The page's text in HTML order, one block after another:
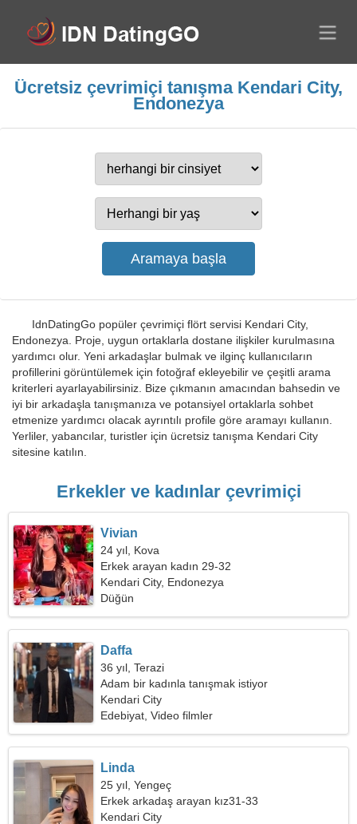
Ücretsiz çevrimiçi tanışma Kendari City,
Endonezya
IdnDatingGo popüler çevrimiçi flört servisi Kendari City,
Endonezya. Proje, uygun ortaklarla dostane ilişkiler kurulmasına
yardımcı olur. Yeni arkadaşlar bulmak ve ilginç kullanıcıların
profillerini görüntülemek için fotoğraf ekleyebilir ve çeşitli arama
kriterleri ayarlayabilirsiniz. Bize çıkmanın amacından bahsedin ve
iyi bir arkadaşla tanışmanıza ve potansiyel ortaklarla sohbet
etmenize yardımcı olacak ayrıntılı profile göre aramayı kullanın.
Yerliler, yabancılar, turistler için ücretsiz tanışma Kendari City
sitesine katılın.
Erkekler ve kadınlar çevrimiçi
Vivian
24 yıl, Kova
Erkek arayan kadın 29-32
Kendari City, Endonezya
Düğün
Daffa
36 yıl, Terazi
Adam bir kadınla tanışmak istiyor
Kendari City
Edebiyat, Video filmler
Linda
25 yıl, Yengeç
Erkek arkadaş arayan kız31-33
Kendari City